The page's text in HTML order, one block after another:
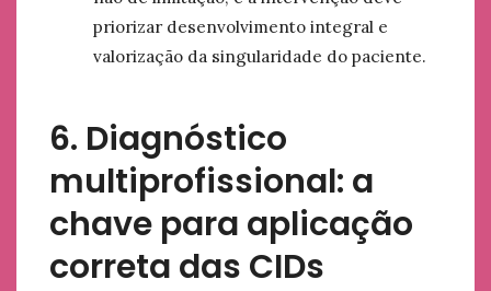
priorizar desenvolvimento integral e
valorização da singularidade do paciente.
6. Diagnóstico
multiprofissional: a
chave para aplicação
correta das CIDs